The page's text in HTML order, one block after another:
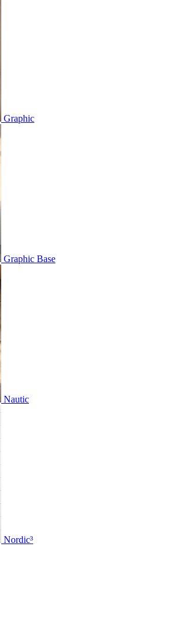
Graphic
Graphic Base
Nautic
Nordic³